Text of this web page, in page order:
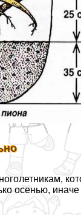
осенью, иначе